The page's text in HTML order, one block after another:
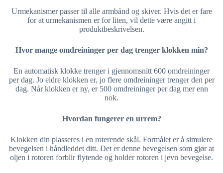
Urmekanismer passer til alle armbånd og skiver. Hvis det er fare
for at urmekanismen er for liten, vil dette være angitt i
produktbeskrivelsen.
Hvor mange omdreininger per dag trenger klokken min?
En automatisk klokke trenger i gjennomsnitt 600 omdreininger
per dag. Jo eldre klokken er, jo flere omdreininger trenger den per
dag. Når klokken er ny, er 500 omdreininger per dag mer enn
nok.
Hvordan fungerer en urrem?
Klokken din plasseres i en roterende skål. Formålet er å simulere
bevegelsen i håndleddet ditt. Det er denne bevegelsen som gjør at
oljen i rotoren forblir flytende og holder rotoren i jevn bevegelse.